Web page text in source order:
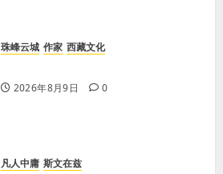
珠峰云城 作家 西藏文化
2026年8月9日 0
凡人中庸 斯文在兹